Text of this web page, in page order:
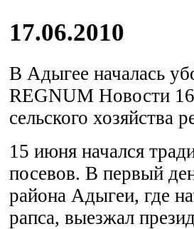
17.06.2010
В Адыгее началась
REGNUM Новости
сельского хозяйства
15 июня начался
посевов. В первый
района Адыгеи, где
рапса, выезжал